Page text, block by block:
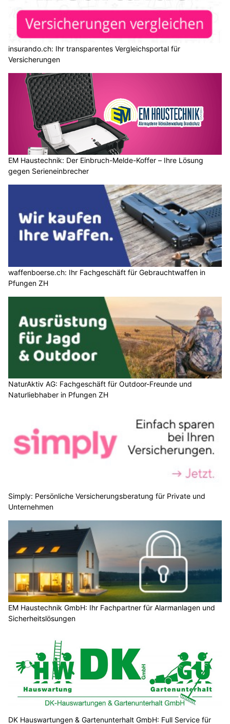
insurando.ch: Ihr transparentes Vergleichsportal für
Versicherungen
EM Haustechnik: Der Einbruch-Melde-Koffer – Ihre Lösung
gegen Serieneinbrecher
waffenboerse.ch: Ihr Fachgeschäft für Gebrauchtwaffen in
Pfungen ZH
NaturAktiv AG: Fachgeschäft für Outdoor-Freunde und
Naturliebhaber in Pfungen ZH
Simply: Persönliche Versicherungsberatung für Private und
Unternehmen
EM Haustechnik GmbH: Ihr Fachpartner für Alarmanlagen und
Sicherheitslösungen
DK Hauswartungen & Gartenunterhalt GmbH: Full Service für